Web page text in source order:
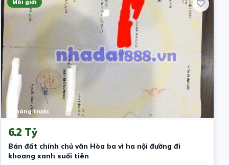
Môi giới
8 tháng trước
6.2 Tỷ
Bán đất chính chủ vân Hòa ba vì ha nội đường đi
khoang xanh suối tiên